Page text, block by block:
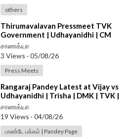
others
⁣Thirumavalavan Pressmeet TVK
Government | Udhayanidhi | CM
Vijay | VCK
சாணக்யா
3 Views · 05/08/26
Press Meets
⁣Rangaraj Pandey Latest at Vijay vs
Udhayanidhi | Trisha | DMK | TVK |
Stalin | Police | TN Govt
சாணக்யா
19 Views · 04/08/26
பாண்டே பக்கம் | Pandey Page